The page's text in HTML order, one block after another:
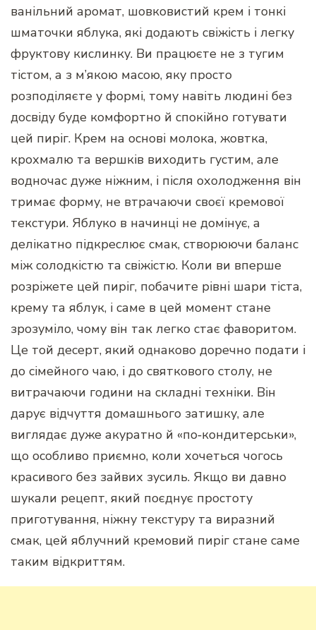
ванільний аромат, шовковистий крем і тонкі
шматочки яблука, які додають свіжість і легку
фруктову кислинку. Ви працюєте не з тугим
тістом, а з м’якою масою, яку просто
розподіляєте у формі, тому навіть людині без
досвіду буде комфортно й спокійно готувати
цей пиріг. Крем на основі молока, жовтка,
крохмалю та вершків виходить густим, але
водночас дуже ніжним, і після охолодження він
тримає форму, не втрачаючи своєї кремової
текстури. Яблуко в начинці не домінує, а
делікатно підкреслює смак, створюючи баланс
між солодкістю та свіжістю. Коли ви вперше
розріжете цей пиріг, побачите рівні шари тіста,
крему та яблук, і саме в цей момент стане
зрозуміло, чому він так легко стає фаворитом.
Це той десерт, який однаково доречно подати і
до сімейного чаю, і до святкового столу, не
витрачаючи години на складні техніки. Він
дарує відчуття домашнього затишку, але
виглядає дуже акуратно й «по‑кондитерськи»,
що особливо приємно, коли хочеться чогось
красивого без зайвих зусиль. Якщо ви давно
шукали рецепт, який поєднує простоту
приготування, ніжну текстуру та виразний
смак, цей яблучний кремовий пиріг стане саме
таким відкриттям.